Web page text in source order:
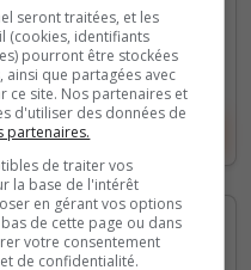
Voter
seront traitées, et les
(cookies, identifiants
pourront être stockées
que partagées avec
ce site. Nos partenaires et
d'utiliser des données de
partenaires.
de traiter vos
la base de l'intérêt
en gérant vos options
de cette page ou dans
votre consentement
de confidentialité.